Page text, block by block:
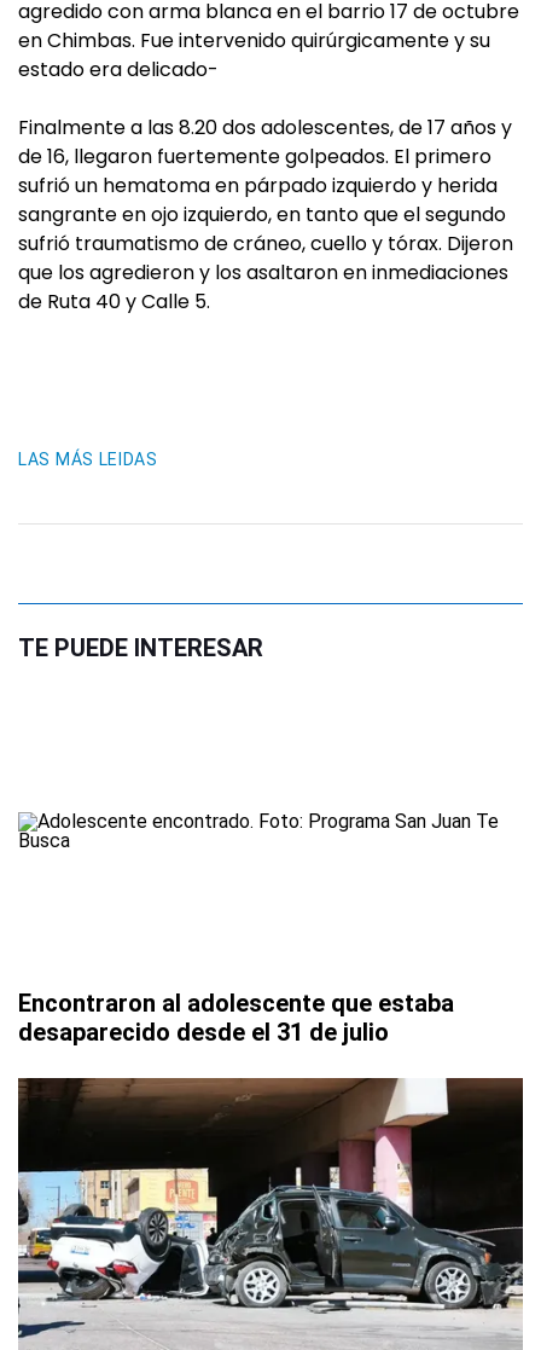
agredido con arma blanca en el barrio 17 de octubre
en Chimbas. Fue intervenido quirúrgicamente y su
estado era delicado-
Finalmente a las 8.20 dos adolescentes, de 17 años y
de 16, llegaron fuertemente golpeados. El primero
sufrió un hematoma en párpado izquierdo y herida
sangrante en ojo izquierdo, en tanto que el segundo
sufrió traumatismo de cráneo, cuello y tórax. Dijeron
que los agredieron y los asaltaron en inmediaciones
de Ruta 40 y Calle 5.
LAS MÁS LEIDAS
TE PUEDE INTERESAR
Encontraron al adolescente que estaba
desaparecido desde el 31 de julio